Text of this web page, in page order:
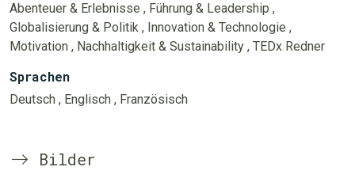
Abenteuer & Erlebnisse , Führung & Leadership ,
Globalisierung & Politik , Innovation & Technologie ,
Motivation , Nachhaltigkeit & Sustainability , TEDx Redner
Sprachen
Deutsch , Englisch , Französisch
Bilder